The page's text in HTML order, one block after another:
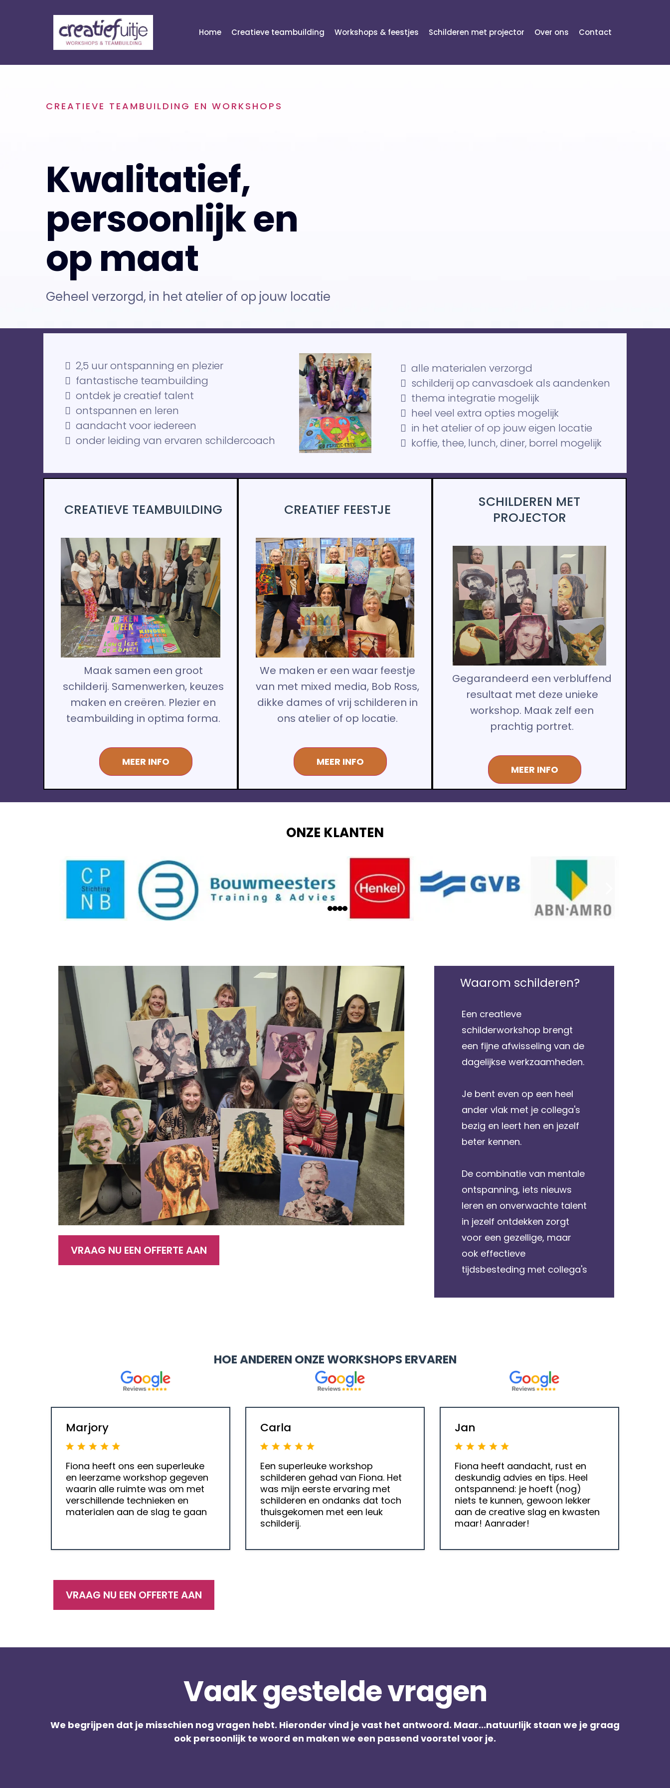
Home Creatieve teambuilding Workshops & feestjes Schilderen met projector Over ons Contact
CREATIEVE TEAMBUILDING EN WORKSHOPS
Kwalitatief,
persoonlijk en
op maat
Geheel verzorgd, in het atelier of op jouw locatie
2,5 uur ontspanning en plezier
fantastische teambuilding
ontdek je creatief talent
ontspannen en leren
aandacht voor iedereen
onder leiding van ervaren schildercoach
alle materialen verzorgd
schilderij op canvasdoek als aandenken
thema integratie mogelijk
heel veel extra opties mogelijk
in het atelier of op jouw eigen locatie
koffie, thee, lunch, diner, borrel mogelijk
CREATIEVE TEAMBUILDING
Maak samen een groot
schilderij. Samenwerken, keuzes
maken en creëren. Plezier en
teambuilding in optima forma.
MEER INFO
CREATIEF FEESTJE
We maken er een waar feestje
van met mixed media, Bob Ross,
dikke dames of vrij schilderen in
ons atelier of op locatie.
MEER INFO
SCHILDEREN MET
PROJECTOR
Gegarandeerd een verbluffend
resultaat met deze unieke
workshop. Maak zelf een
prachtig portret.
MEER INFO
ONZE KLANTEN
VRAAG NU EEN OFFERTE AAN
Waarom schilderen?
Een creatieve
schilderworkshop brengt
een fijne afwisseling van de
dagelijkse werkzaamheden.
Je bent even op een heel
ander vlak met je collega's
bezig en leert hen en jezelf
beter kennen.
De combinatie van mentale
ontspanning, iets nieuws
leren en onverwachte talent
in jezelf ontdekken zorgt
voor een gezellige, maar
ook effectieve
tijdsbesteding met collega's
HOE ANDEREN ONZE WORKSHOPS ERVAREN
Marjory
Fiona heeft ons een superleuke
en leerzame workshop gegeven
waarin alle ruimte was om met
verschillende technieken en
materialen aan de slag te gaan
Carla
Een superleuke workshop
schilderen gehad van Fiona. Het
was mijn eerste ervaring met
schilderen en ondanks dat toch
thuisgekomen met een leuk
schilderij.
Jan
Fiona heeft aandacht, rust en
deskundig advies en tips. Heel
ontspannend: je hoeft (nog)
niets te kunnen, gewoon lekker
aan de creative slag en kwasten
maar! Aanrader!
VRAAG NU EEN OFFERTE AAN
Vaak gestelde vragen
We begrijpen dat je misschien nog vragen hebt. Hieronder vind je vast het antwoord. Maar...natuurlijk staan we je graag
ook persoonlijk te woord en maken we een passend voorstel voor je.